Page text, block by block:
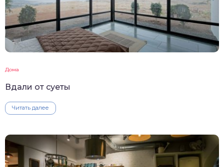
Дома
Вдали от суеты
Читать далее